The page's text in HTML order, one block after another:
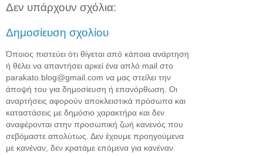
Δεν υπάρχουν σχόλια:
Δημοσίευση σχολίου
Όποιος πιστεύει ότι θίγεται από κάποια ανάρτηση
ή θέλει να απαντήσει αρκεί ένα απλό mail στο
parakato.blog@gmail.com να μας στείλει την
άποψή του για δημοσίευση ή επανόρθωση. Οι
αναρτήσεις αφορούν αποκλειστικά πρόσωπα και
καταστάσεις με δημόσιο χαρακτήρα και δεν
αναφέρονται στην προσωπική ζωή κανενός που
σεβόμαστε απολύτως. Δεν έχουμε προηγούμενα
με κανέναν, δεν κρατάμε επόμενα για κανέναν.